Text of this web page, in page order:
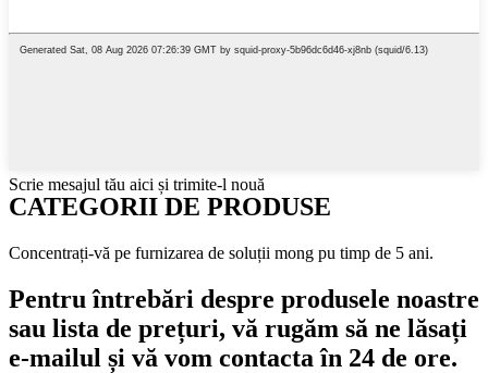
Scrie mesajul tău aici și trimite-l nouă
CATEGORII DE PRODUSE
Concentrați-vă pe furnizarea de soluții mong pu timp de 5 ani.
Pentru întrebări despre produsele noastre
sau lista de prețuri, vă rugăm să ne lăsați
e-mailul și vă vom contacta în 24 de ore.